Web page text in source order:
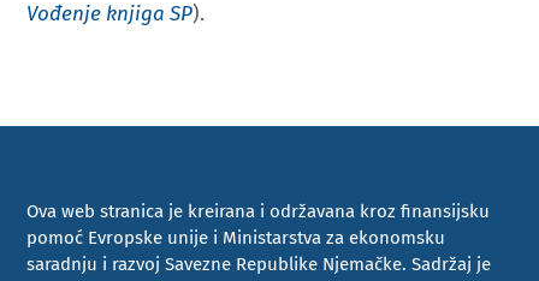
Vođenje knjiga SP).
Ova web stranica je kreirana i održavana kroz finansijsku
pomoć Evropske unije i Ministarstva za ekonomsku
saradnju i razvoj Savezne Republike Njemačke. Sadržaj je